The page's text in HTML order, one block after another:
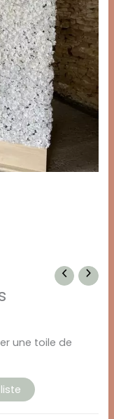
une toile de